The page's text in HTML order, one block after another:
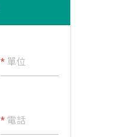
* 單位
* 電話